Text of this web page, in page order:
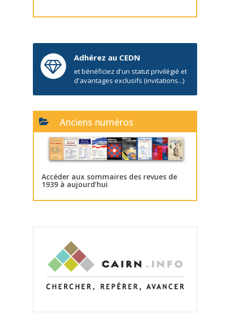
Adhérez au CEDN
et bénéficiez d'un statut privilégié et
d'avantages exclusifs (invitations...)
Anciens numéros
Accéder aux sommaires des revues de
1939 à aujourd’hui